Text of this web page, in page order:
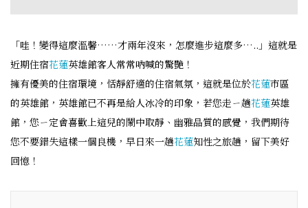
「哇！變得這麼溫馨……才兩年沒來，怎麼進步這麼多…..」這就是
近期住宿花蓮英雄館客人常常吶喊的驚艷！
擁有優美的住宿環境，恬靜舒適的住宿氣氛，這就是位於花蓮市區
的英雄館，英雄館已不再是給人冰冷的印象，若您走ㄧ趟花蓮英雄
館，您ㄧ定會喜歡上這兒的鬧中取靜、幽雅品質的感覺，我們期待
您不要錯失這樣一個良機，早日來一趟花蓮知性之旅趟，留下美好
回憶！